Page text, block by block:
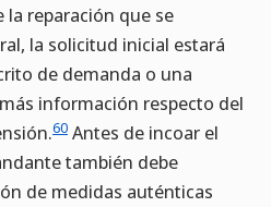
la reparación que se
la solicitud inicial estará
de demanda o una
información respecto del
60 Antes de incoar el
también debe
de medidas auténticas